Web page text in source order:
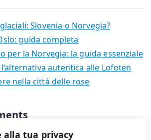
alla tua privacy
Slovenia o Norvegia?
guida completa
per la Norvegia: la guida essenziale
autentica alle Lofoten
nella città delle rose